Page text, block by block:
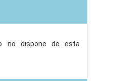
no dispone de esta